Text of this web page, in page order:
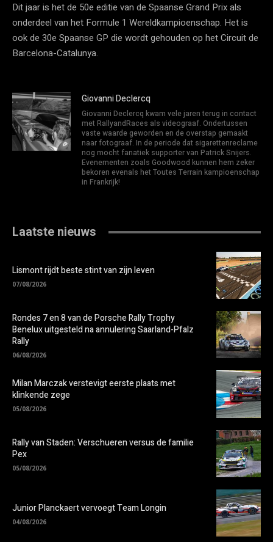
Dit jaar is het de 50e editie van de Spaanse Grand Prix als
onderdeel van het Formule 1 Wereldkampioenschap. Het is
ook de 30e Spaanse GP die wordt gehouden op het Circuit de
Barcelona-Catalunya.
Giovanni Declercq
Giovanni Declercq kwam vele jaren terug in contact
met RallyandRaces als videograaf. Ondertussen
vaste waarde geworden en de overstap gemaakt
naar fotograaf. In de periode dat sigarettenreclame
nog mocht fanatiek supporter van Patrick Snijers.
Evenementen zoals Goodwood kunnen hem zeker
bekoren evenals het Toutes Terrain kampioenschap
in Frankrijk!
Laatste nieuws
Lismont rijdt beste stint van zijn leven
07/08/2026
Rondes 7 en 8 van de Porsche Rally Trophy
Benelux uitgesteld na annulering Saarland-Pfalz
Rally
06/08/2026
Milan Marczak verstevigt eerste plaats met
klinkende zege
05/08/2026
Rally van Staden: Verschueren versus de familie
Pex
05/08/2026
Junior Planckaert vervoegt Team Longin
04/08/2026